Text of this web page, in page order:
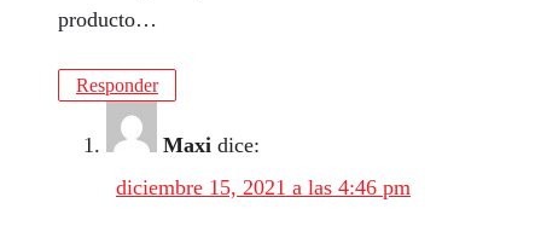
producto…
Responder
Maxi dice:
diciembre 15, 2021 a las 4:46 pm